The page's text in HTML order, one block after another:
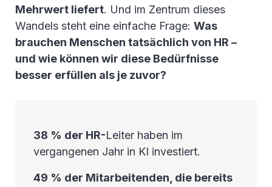
Mehrwert liefert. Und im Zentrum dieses
Wandels steht eine einfache Frage: Was
brauchen Menschen tatsächlich von HR –
und wie können wir diese Bedürfnisse
besser erfüllen als je zuvor?
38 % der HR-Leiter haben im
vergangenen Jahr in KI investiert.
49 % der Mitarbeitenden, die bereits